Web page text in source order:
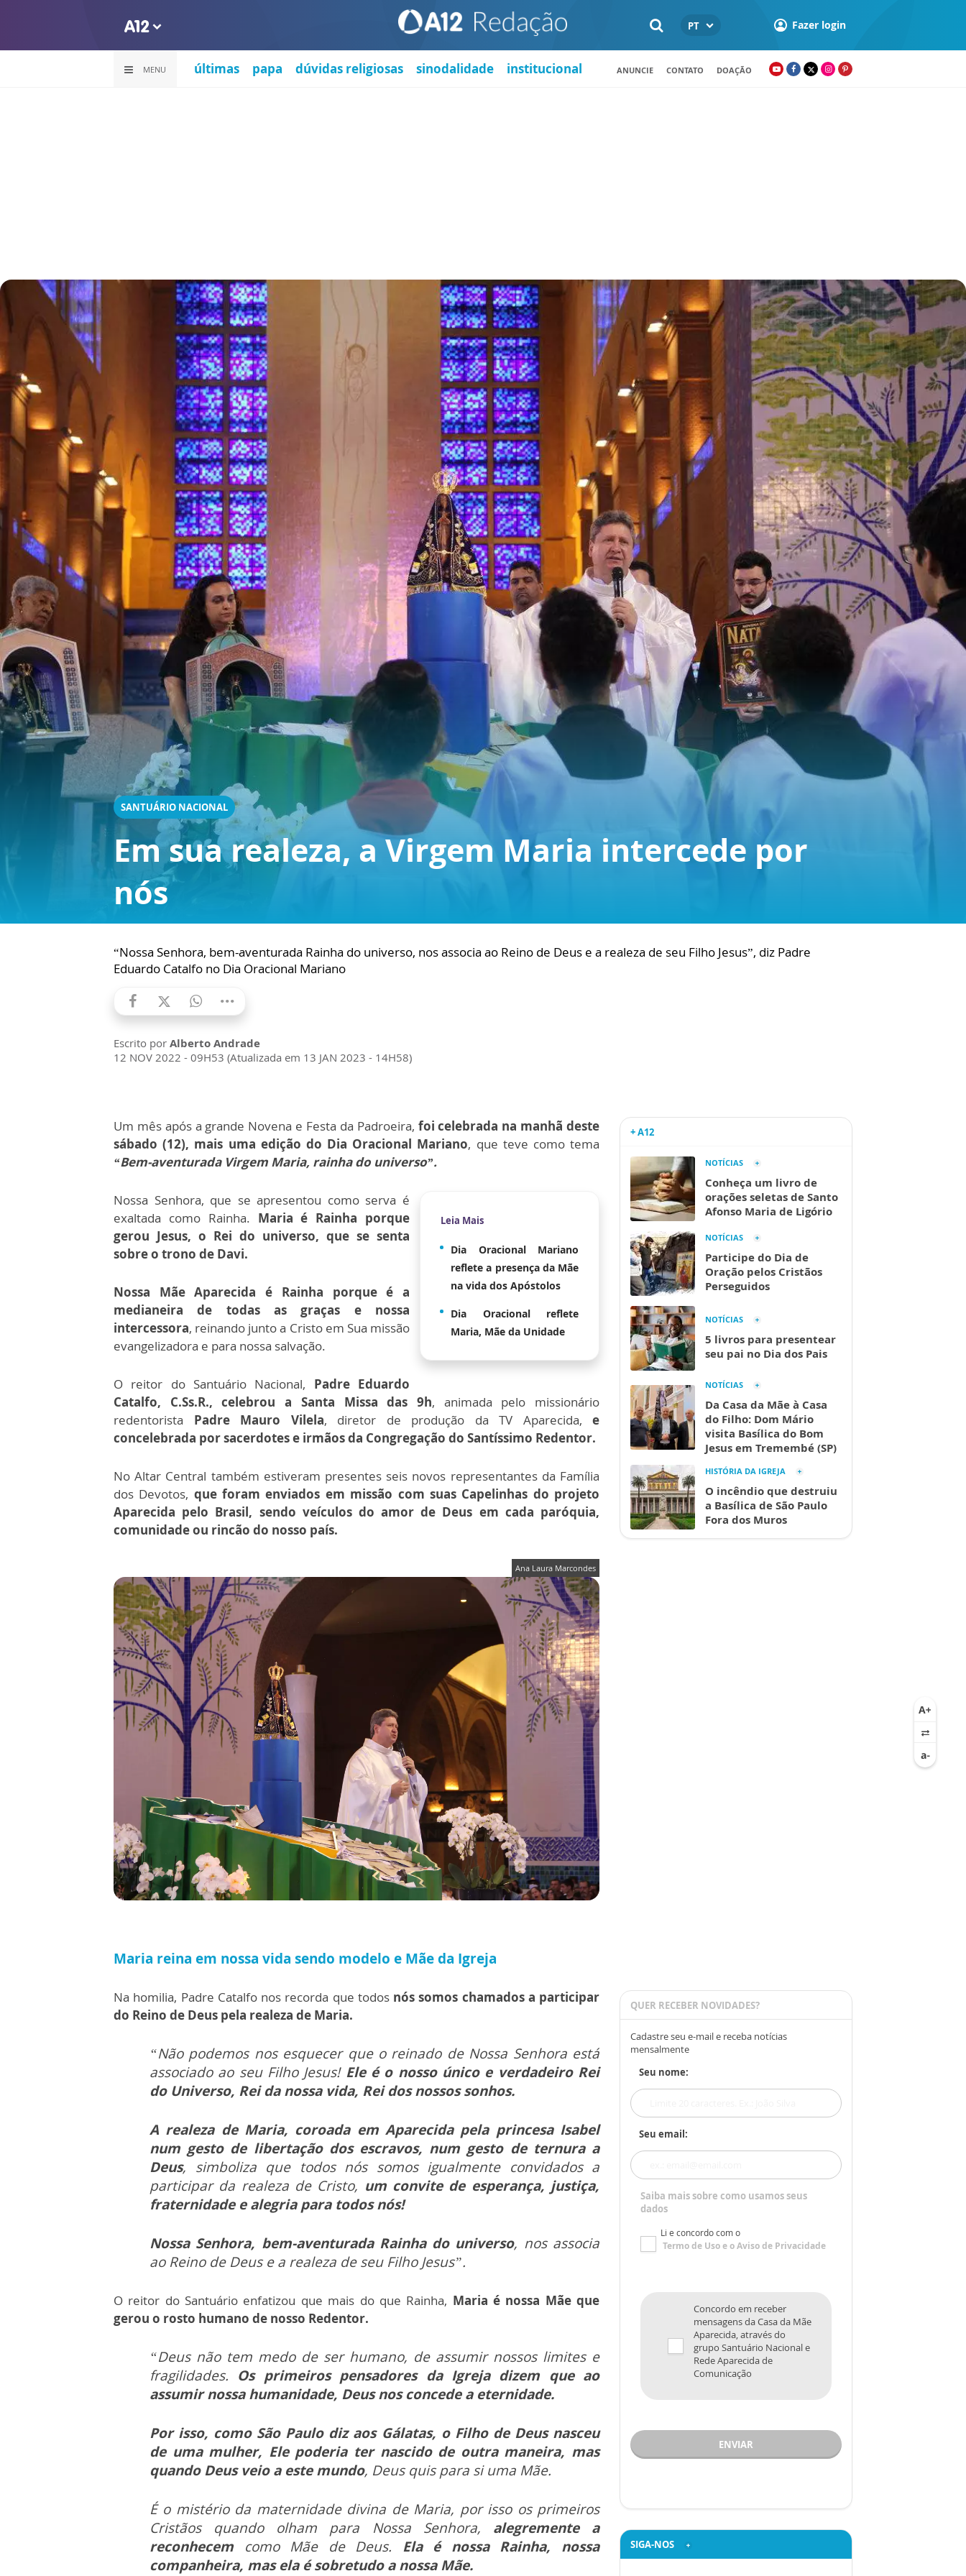
PT Fazer login
MENU últimas papa dúvidas religiosas sinodalidade institucional ANUNCIE CONTATO DOAÇÃO
SANTUÁRIO NACIONAL
Em sua realeza, a Virgem Maria intercede por
nós
“Nossa Senhora, bem-aventurada Rainha do universo, nos associa ao Reino de Deus e a realeza de seu Filho Jesus”, diz Padre
Eduardo Catalfo no Dia Oracional Mariano
Escrito por Alberto Andrade
12 NOV 2022 - 09H53 (Atualizada em 13 JAN 2023 - 14H58)
Um mês após a grande Novena e Festa da Padroeira, foi celebrada na manhã deste
sábado (12), mais uma edição do Dia Oracional Mariano, que teve como tema
“Bem-aventurada Virgem Maria, rainha do universo”.
Leia Mais
Dia Oracional Mariano
reflete a presença da Mãe
na vida dos Apóstolos
Dia Oracional reflete
Maria, Mãe da Unidade
Nossa Senhora, que se apresentou como serva é
exaltada como Rainha. Maria é Rainha porque
gerou Jesus, o Rei do universo, que se senta
sobre o trono de Davi.
Nossa Mãe Aparecida é Rainha porque é a
medianeira de todas as graças e nossa
intercessora, reinando junto a Cristo em Sua missão
evangelizadora e para nossa salvação.
O reitor do Santuário Nacional, Padre Eduardo
Catalfo, C.Ss.R., celebrou a Santa Missa das 9h, animada pelo missionário
redentorista Padre Mauro Vilela, diretor de produção da TV Aparecida, e
concelebrada por sacerdotes e irmãos da Congregação do Santíssimo Redentor.
No Altar Central também estiveram presentes seis novos representantes da Família
dos Devotos, que foram enviados em missão com suas Capelinhas do projeto
Aparecida pelo Brasil, sendo veículos do amor de Deus em cada paróquia,
comunidade ou rincão do nosso país.
Ana Laura Marcondes
Maria reina em nossa vida sendo modelo e Mãe da Igreja
Na homilia, Padre Catalfo nos recorda que todos nós somos chamados a participar
do Reino de Deus pela realeza de Maria.
“Não podemos nos esquecer que o reinado de Nossa Senhora está
associado ao seu Filho Jesus! Ele é o nosso único e verdadeiro Rei
do Universo, Rei da nossa vida, Rei dos nossos sonhos.
A realeza de Maria, coroada em Aparecida pela princesa Isabel
num gesto de libertação dos escravos, num gesto de ternura a
Deus, simboliza que todos nós somos igualmente convidados a
participar da realeza de Cristo, um convite de esperança, justiça,
fraternidade e alegria para todos nós!
Nossa Senhora, bem-aventurada Rainha do universo, nos associa
ao Reino de Deus e a realeza de seu Filho Jesus”.
O reitor do Santuário enfatizou que mais do que Rainha, Maria é nossa Mãe que
gerou o rosto humano de nosso Redentor.
“Deus não tem medo de ser humano, de assumir nossos limites e
fragilidades. Os primeiros pensadores da Igreja dizem que ao
assumir nossa humanidade, Deus nos concede a eternidade.
Por isso, como São Paulo diz aos Gálatas, o Filho de Deus nasceu
de uma mulher, Ele poderia ter nascido de outra maneira, mas
quando Deus veio a este mundo, Deus quis para si uma Mãe.
É o mistério da maternidade divina de Maria, por isso os primeiros
Cristãos quando olham para Nossa Senhora, alegremente a
reconhecem como Mãe de Deus. Ela é nossa Rainha, nossa
companheira, mas ela é sobretudo a nossa Mãe.
+ A12
NOTÍCIAS
Conheça um livro de
orações seletas de Santo
Afonso Maria de Ligório
NOTÍCIAS
Participe do Dia de
Oração pelos Cristãos
Perseguidos
NOTÍCIAS
5 livros para presentear
seu pai no Dia dos Pais
NOTÍCIAS
Da Casa da Mãe à Casa
do Filho: Dom Mário
visita Basílica do Bom
Jesus em Tremembé (SP)
HISTÓRIA DA IGREJA
O incêndio que destruiu
a Basílica de São Paulo
Fora dos Muros
QUER RECEBER NOVIDADES?
Cadastre seu e-mail e receba notícias
mensalmente
Seu nome:
Seu email:
Saiba mais sobre como usamos seus
dados
Li e concordo com o
Termo de Usoe oAviso de Privacidade
Concordo em receber
mensagens da Casa da Mãe
Aparecida, através do
grupo Santuário Nacional e
Rede Aparecida de
Comunicação
ENVIAR
SIGA-NOS